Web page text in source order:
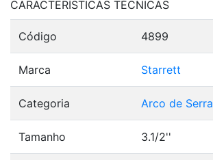
CARACTERÍSTICAS TÉCNICAS
Código 4899
Marca Starrett
Categoria Arco de Serra
Tamanho 3.1/2''